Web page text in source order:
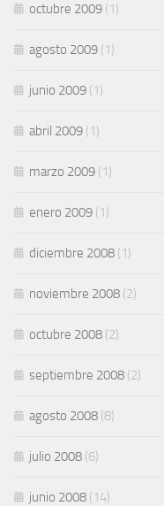
octubre 2009 (1)
agosto 2009 (1)
junio 2009 (1)
abril 2009 (1)
marzo 2009 (1)
enero 2009 (1)
diciembre 2008 (1)
noviembre 2008 (2)
octubre 2008 (2)
septiembre 2008 (2)
agosto 2008 (8)
julio 2008 (6)
junio 2008 (14)